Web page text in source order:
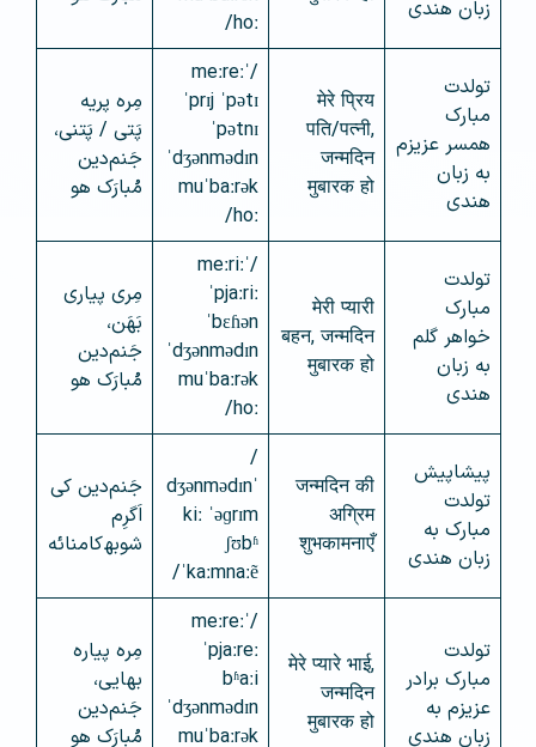
زبان هندی
hoː/
تولدت
مبارک
همسر عزیزم
به زبان
هندی
मेरे प्रिय
पति/पत्नी,
जन्मदिन
मुबारक हो
/ˈmeːreː
ˈprɪj ˈpətɪ
ˈpətnɪ
ˈdʒənmədɪn
muˈbaːrək
hoː/
مِره پریه
پَتی / پَتنی،
جَنم‌دین
مُبارَک هو
تولدت
مبارک
خواهر گلم
به زبان
هندی
मेरी प्यारी
बहन, जन्मदिन
मुबारक हो
/ˈmeːriː
ˈpjaːriː
ˈbɛɦən
ˈdʒənmədɪn
muˈbaːrək
hoː/
مِری پیاری
بَهَن،
جَنم‌دین
مُبارَک هو
پیشاپیش
تولدت
مبارک به
زبان هندی
जन्मदिन की
अग्रिम
शुभकामनाएँ
/
ˈdʒənmədɪn
kiː ˈəɡrɪm
ʃʊbʱ
ˈkaːmnaːẽ/
جَنم‌دین کی
اَگرِم
شوبھ‌کامنائه
تولدت
مبارک برادر
عزیزم به
زبان هندی
मेरे प्यारे भाई,
जन्मदिन
मुबारक हो
/ˈmeːreː
ˈpjaːreː
bʱaːi
ˈdʒənmədɪn
muˈbaːrək
مِره پیاره
بهایی،
جَنم‌دین
مُبارَک هو